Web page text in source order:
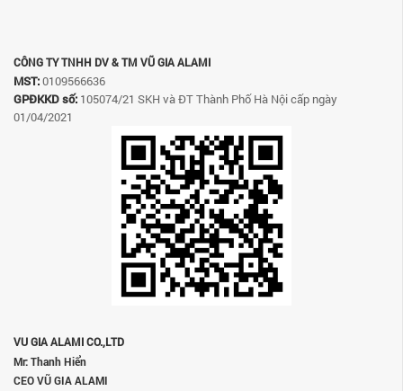
CÔNG TY TNHH DV & TM VŨ GIA ALAMI
MST:0109566636
GPĐKKD số: 105074/21 SKH và ĐT Thành Phố Hà Nội cấp ngày
01/04/2021
VU GIA ALAMI CO.,LTD
Mr: Thanh Hiển
CEO VŨ GIA ALAMI